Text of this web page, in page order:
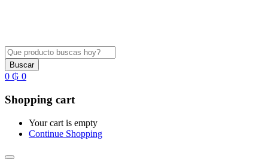
Buscar
0 ₲ 0
Shopping cart
Your cart is empty
Continue Shopping